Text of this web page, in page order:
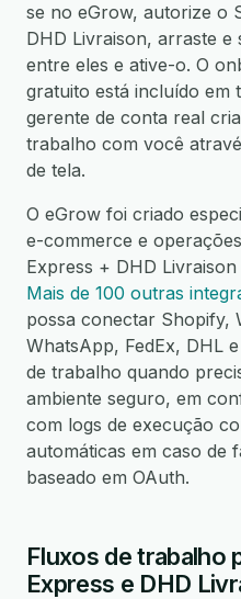
se no eGrow, autorize o
DHD Livraison, arraste
entre eles e ative-o. O
gratuito está incluído
gerente de conta real
trabalho com você
de tela.
O eGrow foi criado
e-commerce e
Express + DHD
Mais de 100 outras
possa conectar Shopify,
WhatsApp, FedEx, DHL
de trabalho quando
ambiente seguro, em
com logs de execução
automáticas em caso de
baseado em OAuth.
Fluxos de trabalho
Express e DHD